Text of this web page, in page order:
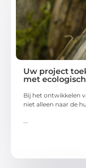
Uw project
met
Bij het ontwikkelen
niet alleen naar de